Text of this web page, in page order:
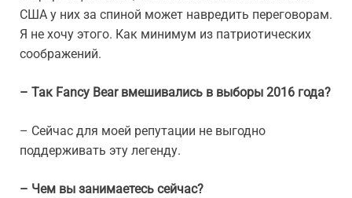
США у них за спиной может навредить переговорам.
Я не хочу этого. Как минимум из патриотических
соображений.
– Так Fancy Bear вмешивались в выборы 2016 года?
– Сейчас для моей репутации не выгодно
поддерживать эту легенду.
– Чем вы занимаетесь сейчас?